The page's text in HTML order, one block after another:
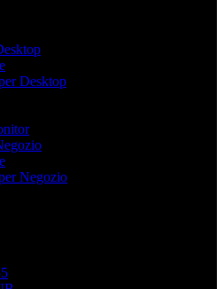
Desktop
Negozio